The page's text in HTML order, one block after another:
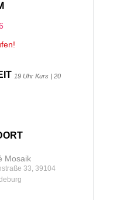
19 Uhr Kurs | 20
Mosaik
33, 39104